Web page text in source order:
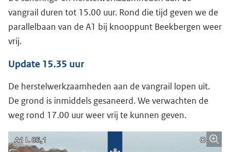
vangrail duren tot 15.00 uur. Rond die tijd geven we de
parallelbaan van de A1 bij knooppunt Beekbergen weer
vrij.
Update 15.35 uur
De herstelwerkzaamheden aan de vangrail lopen uit.
De grond is inmiddels gesaneerd. We verwachten de
weg rond 17.00 uur weer vrij te kunnen geven.